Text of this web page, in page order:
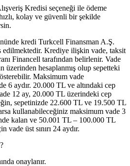
Kredisi seçeneği ile ödeme
kolay ve güvenli bir şekilde
kredi Turkcell Finansman A.Ş.
edilmektedir. Krediye ilişkin vade, taksit
Financell tarafından belirlenir. Vade
üzerinden hesaplanmış olup sepetteki
Maksimum vade
6 aydır. 20.000 TL ve altındaki cep
12 ay, 20.000 TL üzerindeki cep
sepetinizde 22.600 TL ve 19.500 TL
kullanabileceğiniz maksimum vade 3
kalan ve 50.001 TL – 100.000 TL
vade üst sınırı 24 aydır.
onaylanır.